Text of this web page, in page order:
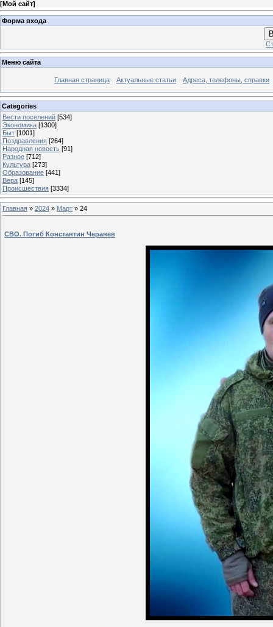
[Мой сайт]
Форма входа
Меню сайта
Главная страница Актуальные статьи Адреса, телефоны, справки
Categories
Вести поселений [534]
Экономика [1300]
Быт [1001]
Поздравления [264]
Народная новость [91]
Разное [712]
Культура [273]
Образование [441]
Вера [145]
Происшествия [3334]
Главная » 2024 » Март » 24
СВО. Погиб Константин Черанев